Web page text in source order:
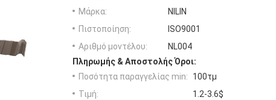
Μάρκα:
NILIN
Πιστοποίηση:
ISO9001
Αριθμό μοντέλου:
NL004
Πληρωμής & Αποστολής Όροι:
Ποσότητα παραγγελίας min:
100τμ
Τιμή:
1.2-3.6$